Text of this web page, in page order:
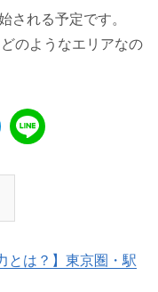
される予定です。
のようなエリアなの
とは？】東京圏・駅